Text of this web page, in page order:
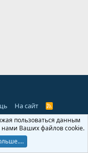
На сайт
R
S
пользоваться данным
нами Ваших файлов cookie.